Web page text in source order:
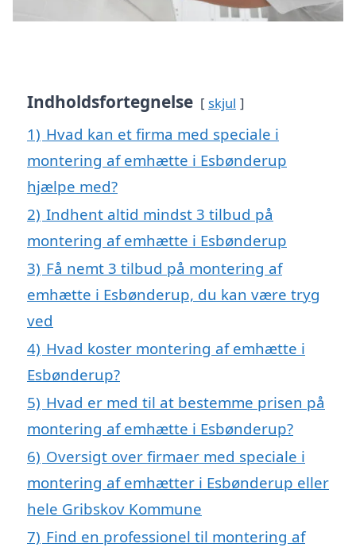
Indholdsfortegnelse skjul
1) Hvad kan et firma med speciale i
montering af emhætte i Esbønderup
hjælpe med?
2) Indhent altid mindst 3 tilbud på
montering af emhætte i Esbønderup
3) Få nemt 3 tilbud på montering af
emhætte i Esbønderup, du kan være tryg
ved
4) Hvad koster montering af emhætte i
Esbønderup?
5) Hvad er med til at bestemme prisen på
montering af emhætte i Esbønderup?
6) Oversigt over firmaer med speciale i
montering af emhætter i Esbønderup eller
hele Gribskov Kommune
7) Find en professionel til montering af